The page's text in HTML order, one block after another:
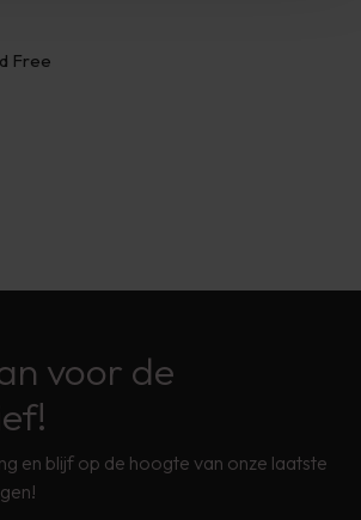
Free
voor de
en blijf op de hoogte van onze laatste